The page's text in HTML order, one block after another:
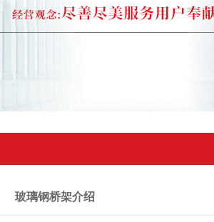
玻璃钢桥架介绍